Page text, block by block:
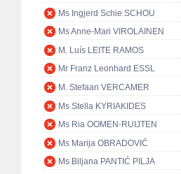
Ms Ingjerd Schie SCHOU
Ms Anne-Mari VIROLAINEN
M. Luís LEITE RAMOS
Mr Franz Leonhard ESSL
M. Stefaan VERCAMER
Ms Stella KYRIAKIDES
Ms Ria OOMEN-RUIJTEN
Ms Marija OBRADOVIĆ
Ms Biljana PANTIĆ PILJA